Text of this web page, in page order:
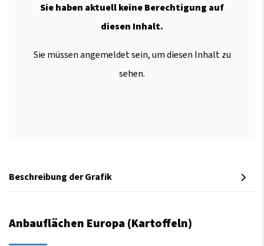
Sie haben aktuell keine Berechtigung auf
diesen Inhalt.
Sie müssen angemeldet sein, um diesen Inhalt zu
sehen.
Beschreibung der Grafik
Anbauflächen Europa (Kartoffeln)